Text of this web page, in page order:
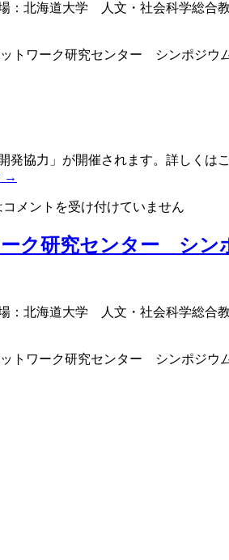
■会場：北海道大学 人文・社会
トワーク研究センター シンポジウ
協力」が開催されます。詳しくは
→
コメントを受け付けていません
ーク研究センター シン
■会場：北海道大学 人文・社会
トワーク研究センター シンポジウ